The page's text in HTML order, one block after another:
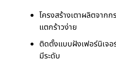
โครงสร้างเตาผลิตจาก
แตกร้าวง่าย
ติดตั้งแบบฝังเฟอร์นิเจอ
มีระดับ